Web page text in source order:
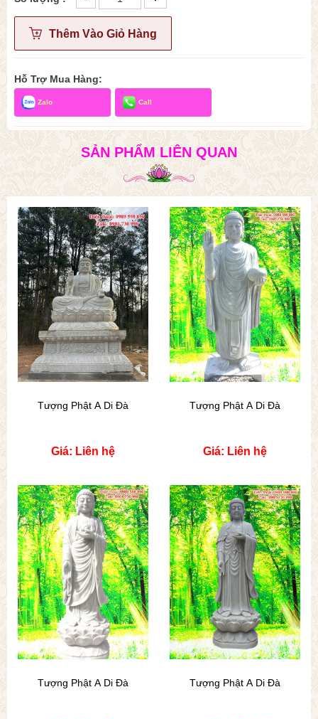
Thêm Vào Giỏ Hàng
Hỗ Trợ Mua Hàng:
Zalo Call
SẢN PHẨM LIÊN QUAN
Tượng Phật A Di Đà
Giá: Liên hệ
Tượng Phật A Di Đà
Giá: Liên hệ
Tượng Phật A Di Đà Tượng Phật A Di Đà